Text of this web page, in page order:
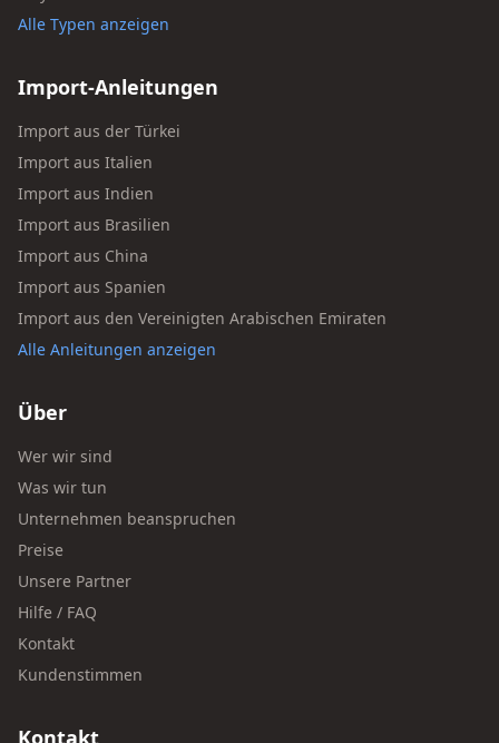
Alle Typen anzeigen
Import-Anleitungen
Import aus der Türkei
Import aus Italien
Import aus Indien
Import aus Brasilien
Import aus China
Import aus Spanien
Import aus den Vereinigten Arabischen Emiraten
Alle Anleitungen anzeigen
Über
Wer wir sind
Was wir tun
Unternehmen beanspruchen
Preise
Unsere Partner
Hilfe / FAQ
Kontakt
Kundenstimmen
Kontakt